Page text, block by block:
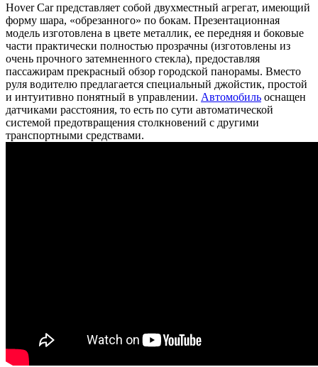
Hover Car представляет собой двухместный агрегат, имеющий
форму шара, «обрезанного» по бокам. Презентационная
модель изготовлена в цвете металлик, ее передняя и боковые
части практически полностью прозрачны (изготовлены из
очень прочного затемненного стекла), предоставляя
пассажирам прекрасный обзор городской панорамы. Вместо
руля водителю предлагается специальный джойстик, простой
и интуитивно понятный в управлении. Автомобиль оснащен
датчиками расстояния, то есть по сути автоматической
системой предотвращения столкновений с другими
транспортными средствами.